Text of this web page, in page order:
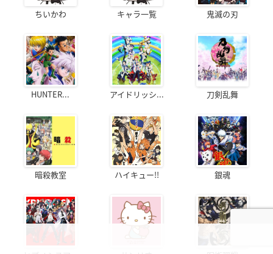
ちいかわ キャラ一覧 鬼滅の刃
HUNTER... アイドリッシ... 刀剣乱舞
暗殺教室 ハイキュー!! 銀魂